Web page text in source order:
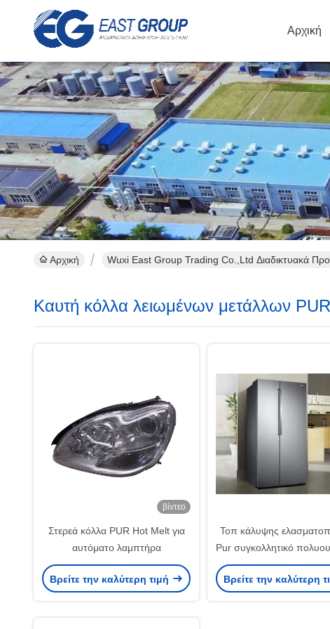
Αρχική
Αρχική Wuxi East Group Trading Co.,Ltd Διαδικτυακά
Καυτή κόλλα λειωμένων μετάλλων PUR
βίντεο
Στερεά κόλλα PUR Hot Melt για
αυτόματο λαμπτήρα
Βρείτε την καλύτερη τιμή
Τοπ κάλυψης
Pur συγκολλητικό
λειωμένων μετάλλων
καυτό για την
Βρείτε την καλύτερη